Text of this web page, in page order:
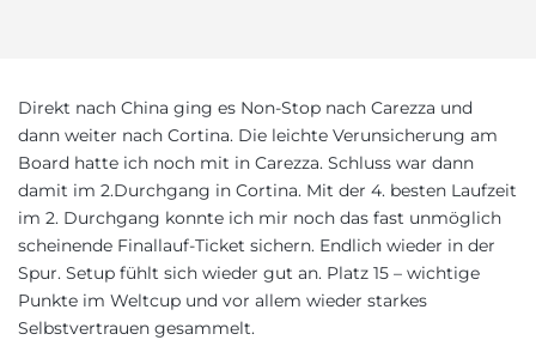
Direkt nach China ging es Non-Stop nach Carezza und
dann weiter nach Cortina. Die leichte Verunsicherung am
Board hatte ich noch mit in Carezza. Schluss war dann
damit im 2.Durchgang in Cortina. Mit der 4. besten Laufzeit
im 2. Durchgang konnte ich mir noch das fast unmöglich
scheinende Finallauf-Ticket sichern. Endlich wieder in der
Spur. Setup fühlt sich wieder gut an. Platz 15 – wichtige
Punkte im Weltcup und vor allem wieder starkes
Selbstvertrauen gesammelt.